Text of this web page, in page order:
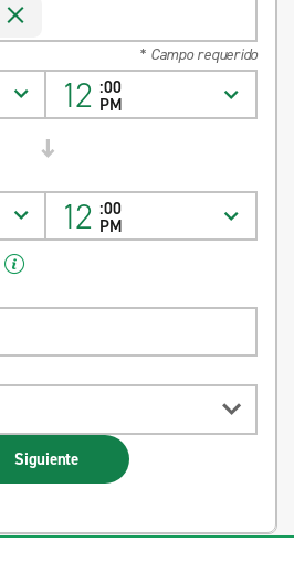
* Campo requerido
12 :00
PM
12 :00
PM
Siguiente